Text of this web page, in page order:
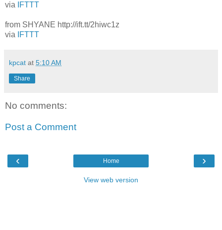
via IFTTT
from SHYANE http://ift.tt/2hiwc1z
via IFTTT
kpcat at 5:10 AM
Share
No comments:
Post a Comment
‹ ›
Home
View web version